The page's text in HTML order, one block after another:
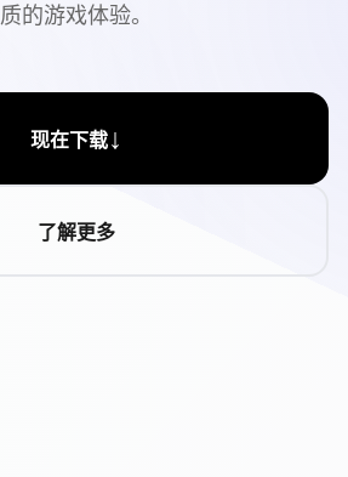
质的游戏体验。
现在下载↓
了解更多